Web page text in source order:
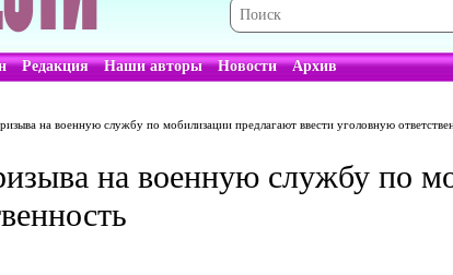
Редакция Наши авторы Новости Архив
на военную службу по мобилизации предлагают ввести уголовную
на военную службу по